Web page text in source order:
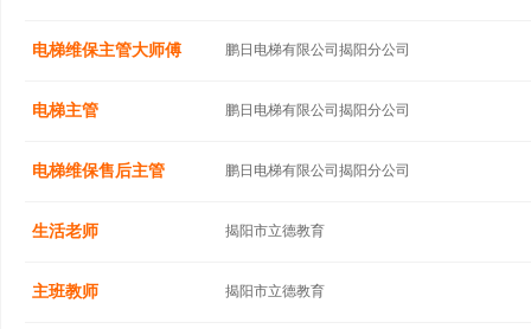
电梯维保主管大师傅 鹏日电梯有限公司揭阳分公司
电梯主管 鹏日电梯有限公司揭阳分公司
电梯维保售后主管 鹏日电梯有限公司揭阳分公司
生活老师 揭阳市立德教育
主班教师 揭阳市立德教育